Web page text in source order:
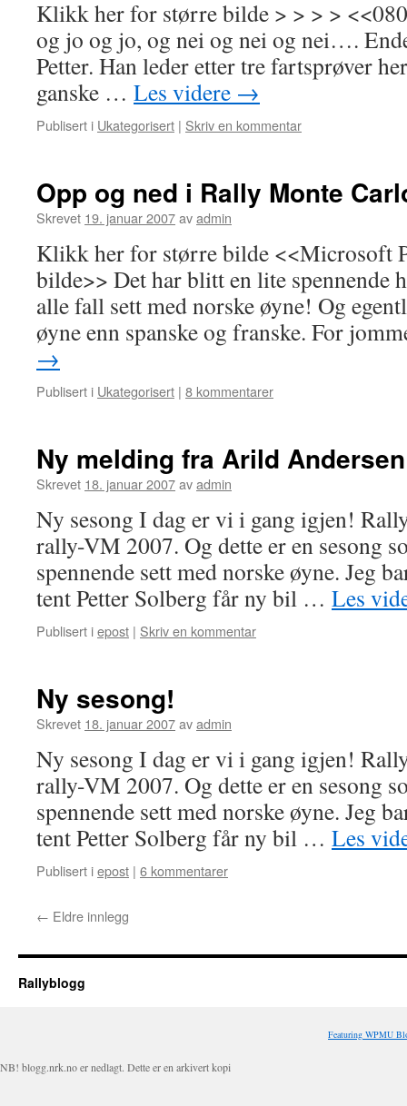
Klikk her for større bilde > > > >
og jo og jo, og nei og nei og nei….
Petter. Han leder etter tre fartsprøver
ganske … Les videre →
Publisert i Ukategorisert | Skriv en kommentar
Opp og ned i Rally Monte
Skrevet 19. januar 2007avadmin
Klikk her for større bilde <<Microsoft
bilde>> Det har blitt en lite spennende
alle fall sett med norske øyne! Og
øyne enn spanske og franske. For
→
Publisert i Ukategorisert | 8 kommentarer
Ny melding fra Arild Andersen
Skrevet 18. januar 2007avadmin
Ny sesong I dag er vi i gang igjen!
rally-VM 2007. Og dette er en sesong
spennende sett med norske øyne. Jeg
tent Petter Solberg får ny bil … Les
Publisert iepost | Skriv en kommentar
Ny sesong!
Skrevet 18. januar 2007avadmin
Ny sesong I dag er vi i gang igjen!
rally-VM 2007. Og dette er en sesong
spennende sett med norske øyne. Jeg
tent Petter Solberg får ny bil … Les
Publisert iepost | 6 kommentarer
← Eldre innlegg
Rallyblogg
Featuring WPMU
NB! blogg.nrk.no er nedlagt. Dette er en arkivert kopi